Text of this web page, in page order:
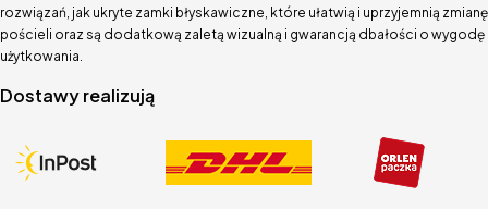
rozwiązań, jak ukryte zamki błyskawiczne, które ułatwią i uprzyjemnią zmianę
pościeli oraz są dodatkową zaletą wizualną i gwarancją dbałości o wygodę
użytkowania.
Dostawy realizują